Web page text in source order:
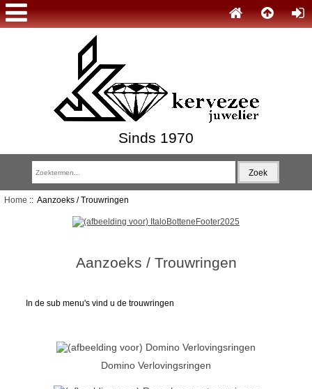
Sinds 1970
Home :: Aanzoeks / Trouwringen
Aanzoeks / Trouwringen
In de sub menu's vind u de trouwringen
Domino Verlovingsringen